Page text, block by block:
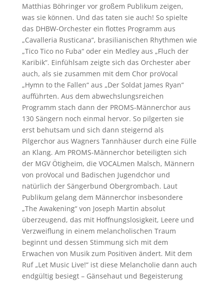
Matthias Böhringer vor großem Publikum zeigen,
was sie können. Und das taten sie auch! So spielte
das DHBW-Orchester ein flottes Programm aus
„Cavalleria Rusticana“, brasilianischen Rhythmen wie
„Tico Tico no Fuba“ oder ein Medley aus „Fluch der
Karibik“. Einfühlsam zeigte sich das Orchester aber
auch, als sie zusammen mit dem Chor proVocal
„Hymn to the Fallen“ aus „Der Soldat James Ryan“
aufführten. Aus dem abwechslungsreichen
Programm stach dann der PROMS-Männerchor aus
130 Sängern noch einmal hervor. So pilgerten sie
erst behutsam und sich dann steigernd als
Pilgerchor aus Wagners Tannhäuser durch eine Fülle
an Klang. Am PROMS-Männerchor beteiligten sich
der MGV Ötigheim, die VOCALmen Malsch, Männern
von proVocal und Badischen Jugendchor und
natürlich der Sängerbund Obergrombach. Laut
Publikum gelang dem Männerchor insbesondere
„The Awakening“ von Joseph Martin absolut
überzeugend, das mit Hoffnungslosigkeit, Leere und
Verzweiflung in einem melancholischen Traum
beginnt und dessen Stimmung sich mit dem
Erwachen von Musik zum Positiven ändert. Mit dem
Ruf „Let Music Live!“ ist diese Melancholie dann auch
endgültig besiegt – Gänsehaut und Begeisterung